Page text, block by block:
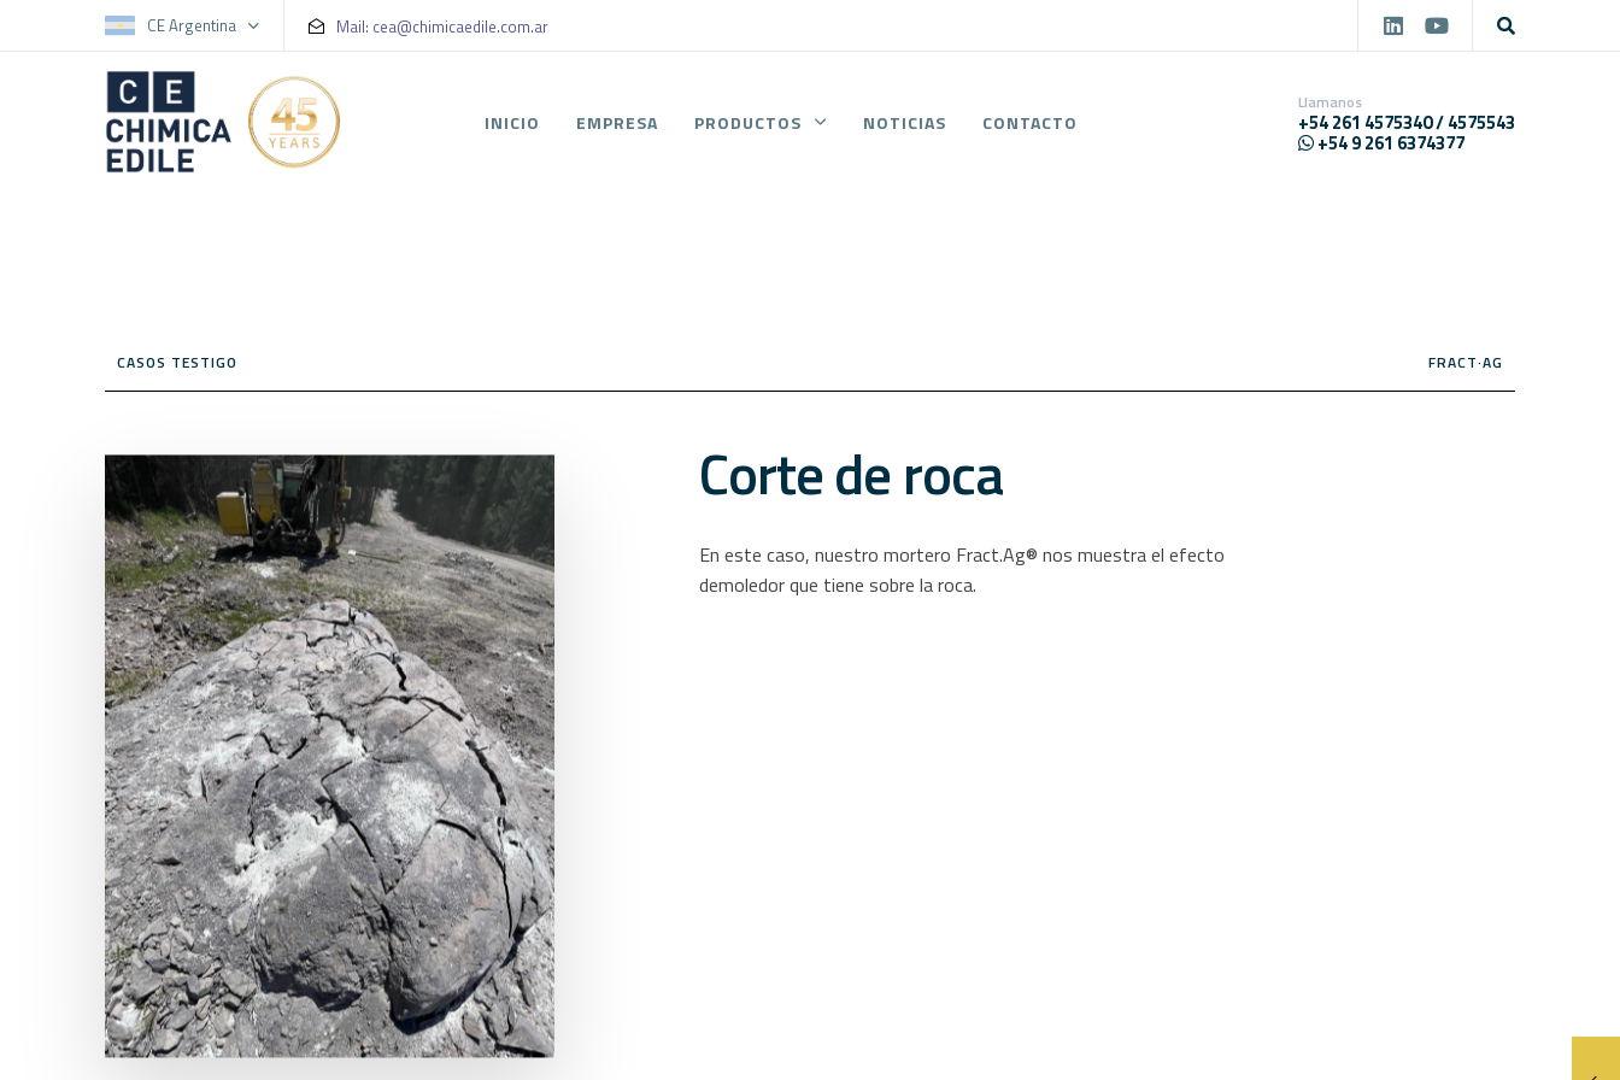
CE Argentina Mail: cea@chimicaedile.com.ar
INICIO EMPRESA PRODUCTOS NOTICIAS CONTACTO
Llamanos
+54 261 4575340 / 4575543
+54 9 261 6374377
CASOS TESTIGO FRACT·AG
Cortederoca
En este caso, nuestro mortero Fract.Ag® nos muestra el efecto
demoledor que tiene sobre la roca.